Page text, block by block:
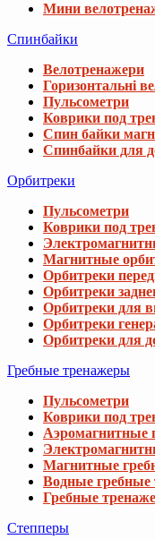
Мини
Спинбайки
Велотренажери
Горизонтальні
Пульсометри
Коврики под
Спин байки
Спинбайки для
Орбитреки
Пульсометри
Коврики под
Магнитные
Орбитреки
Орбитреки
Орбитреки для
Орбитреки
Орбитреки для
Гребные тренажеры
Пульсометри
Коврики под
Аэромагнитные
Магнитные
Водные гребные
Гребные
Степперы